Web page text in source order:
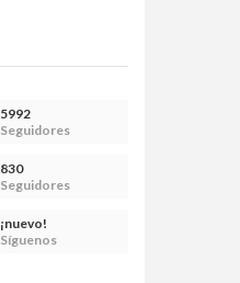
5992
Seguidores
830
Seguidores
¡nuevo!
Síguenos